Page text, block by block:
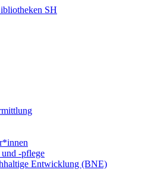
SH
und -pflege
Entwicklung (BNE)